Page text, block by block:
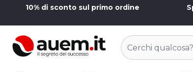
10% di sconto sul primo ordine